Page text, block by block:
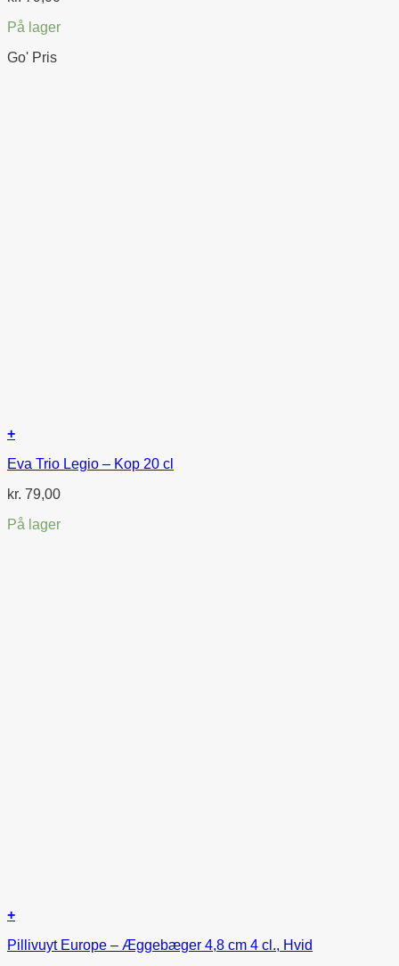
På lager
Go' Pris
+
Eva Trio Legio – Kop 20 cl
kr. 79,00
På lager
+
Pillivuyt Europe – Æggebæger 4,8 cm 4 cl., Hvid